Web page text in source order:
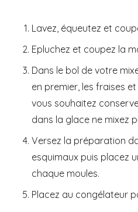
Lavez, équeutez et
Epluchez et coupez la
Dans le bol de votre
en premier, les fraises
vous souhaitez
dans la glace ne mixez
Versez la préparation
esquimaux puis placez
chaque moules.
Placez au congélateur